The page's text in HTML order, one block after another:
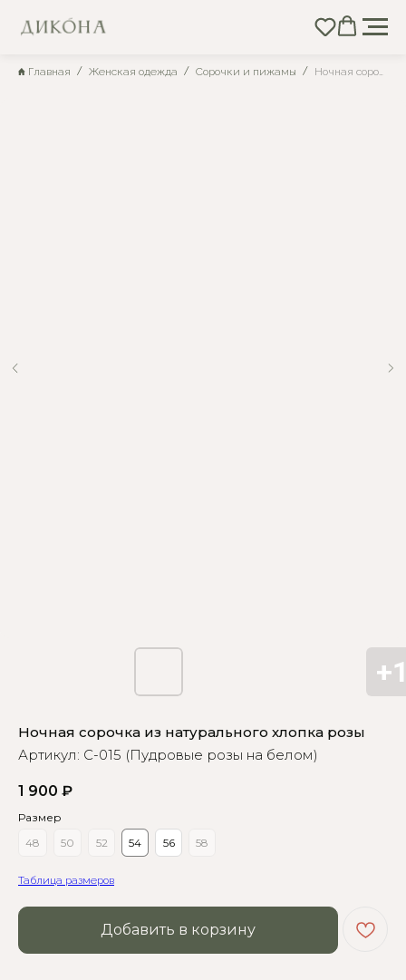
Главная Женская одежда Сорочки и пижамы Ночная сорочка из натурального хлопка розы
Ночная сорочка из натурального хлопка розы
Артикул: С-015 (Пудровые розы на белом)
1 900 ₽
Размер
48
50 52 54 56 58
Таблица размеров
Добавить в корзину
Сомневаетесь в выборе?